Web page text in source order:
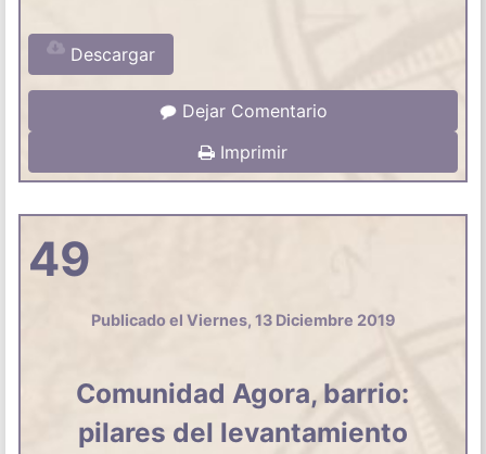
Descargar
Dejar Comentario
Imprimir
49
Publicado el Viernes, 13 Diciembre 2019
Comunidad Agora, barrio:
pilares del levantamiento